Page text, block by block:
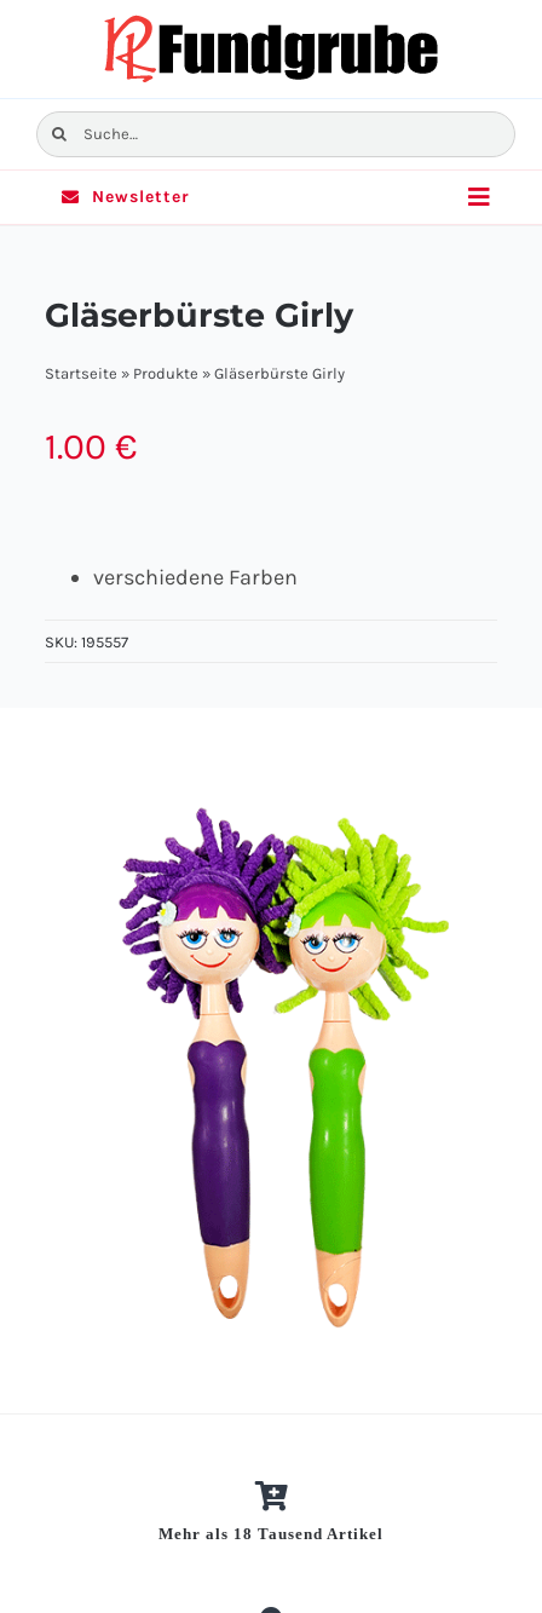
Suche
nach:
Toggle
Über uns
Newsletter
Gläserbürste Girly
Startseite » Produkte »Gläserbürste Girly
1.00€
verschiedene Farben
SKU:195557
Mehr als 18 Tausend Artikel